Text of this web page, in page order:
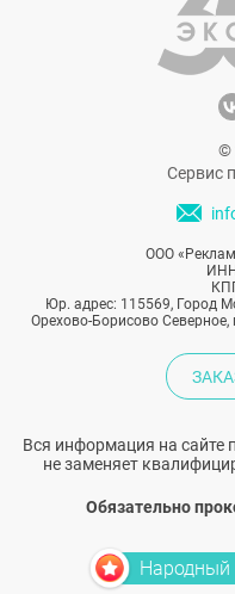
©
Сервис
ООО
Юр. адрес: 115569, Город
Орехово-Борисово
Вся информация на сайте
не заменяет
Обязательно
Народный